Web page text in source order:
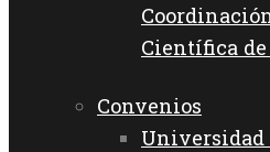
Científica
Convenios